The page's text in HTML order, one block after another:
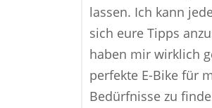
lassen. Ich kann
sich eure Tipps
haben mir wirklich
perfekte E-Bike für
Bedürfnisse zu